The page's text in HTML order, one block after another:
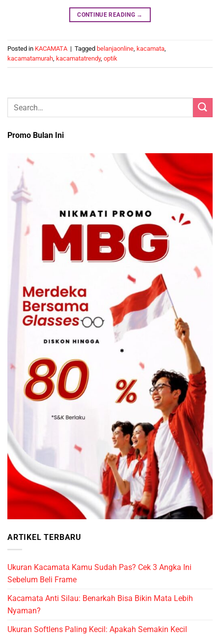
CONTINUE READING →
Posted in KACAMATA | Tagged belanjaonline kacamata
kacamatamurah kacamatatrendy, optik
Promo Bulan Ini
ARTIKEL TERBARU
Ukuran Kacamata Kamu Sudah Pas? Cek 3 Angka Ini
Sebelum Beli Frame
Kacamata Anti Silau: Benarkah Bisa Bikin Mata Lebih
Nyaman?
Ukuran Softlens Paling Kecil: Apakah Semakin Kecil